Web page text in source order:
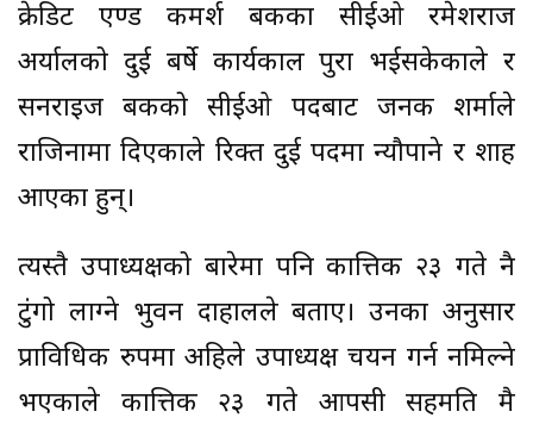
क्रेडिट एण्ड कमर्श बैंकका सीईओ रमेशराज
अर्यालको दुई बर्षे कार्यकाल पुरा भईसकेकाले र
सनराइज बैंकको सीईओ पदबाट जनक शर्माले
राजिनामा दिएकाले रिक्त दुई पदमा न्यौपाने र शाह
आएका हुन्।
त्यस्तै उपाध्यक्षको बारेमा पनि कात्तिक २३ गते नै
टुंगो लाग्ने भुवन दाहालले बताए। उनका अनुसार
प्राविधिक रुपमा अहिले उपाध्यक्ष चयन गर्न नमिल्ने
भएकाले कात्तिक २३ गते आपसी सहमति मै